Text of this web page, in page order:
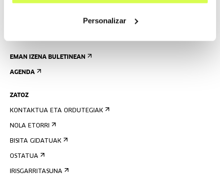
Personalizar
EMAN IZENA BULETINEAN
AGENDA
ZATOZ
KONTAKTUA ETA ORDUTEGIAK
NOLA ETORRI
BISITA GIDATUAK
OSTATUA
IRISGARRITASUNA